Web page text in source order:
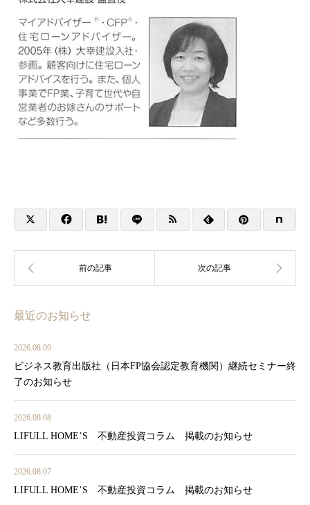
最近のお知らせ
2026.08.09
ビジネス教育出版社（日本FP協会認定教育機関）継続セミナー終
了のお知らせ
2026.08.08
LIFULL HOME’S 不動産投資コラム 掲載のお知らせ
2026.08.07
LIFULL HOME’S 不動産投資コラム 掲載のお知らせ